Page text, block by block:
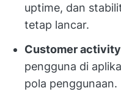
uptime, dan
tetap lancar.
Customer
pengguna di
pola penggunaan.